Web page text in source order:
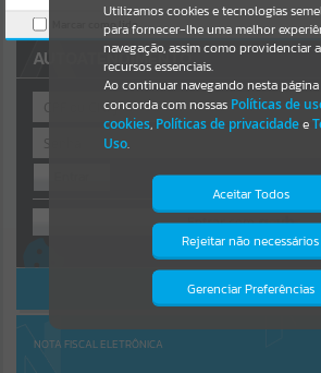
Por favor, aguarde...
NOTÍCIAS
Por favor, aguarde...
Por favor, aguarde...
AUTOATENDIMENTO
OU
Cadastre-se|Recuperar Senha
ACESSAR SEM LOGIN
NOTA FISCAL ELETRÔNICA
Utilizamos cookies e tecnologias
para fornecer-lhe uma melhor
navegação, assim como providenciar
recursos essenciais.
Ao continuar navegando nesta
concorda com nossas Políticas de
cookies, Políticas de privacidadee
Uso.
Aceitar Todos
Rejeitar não necessários
Gerenciar Preferências
Isto significa que diversos recursos
providenciados poderão não estar
Marcar como lido.